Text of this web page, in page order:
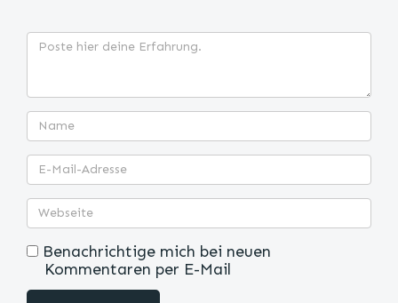
Benachrichtige mich bei neuen
Kommentaren per E-Mail